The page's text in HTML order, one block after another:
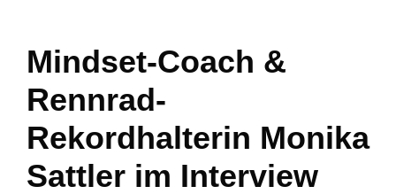
Mindset-Coach &
Rennrad-
Rekordhalterin Monika
Sattler im Interview